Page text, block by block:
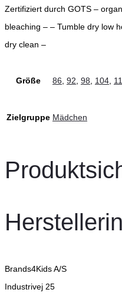
Zertifiziert durch GOTS –
bleaching – – Tumble dry low
dry clean –
Größe 86, 92, 98, 104,
Zielgruppe Mädchen
Brands4Kids A/S
Industrivej 25